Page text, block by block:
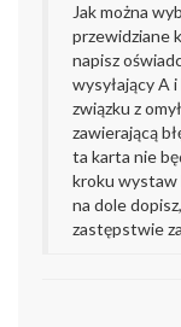
Jak można
przewidziane
napisz
wysyłający A
związku z
zawierającą
ta karta nie
kroku wystaw
na dole
zastępstwie